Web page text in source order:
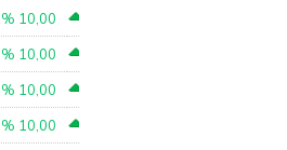
% 10,00
% 10,00
% 10,00
% 10,00